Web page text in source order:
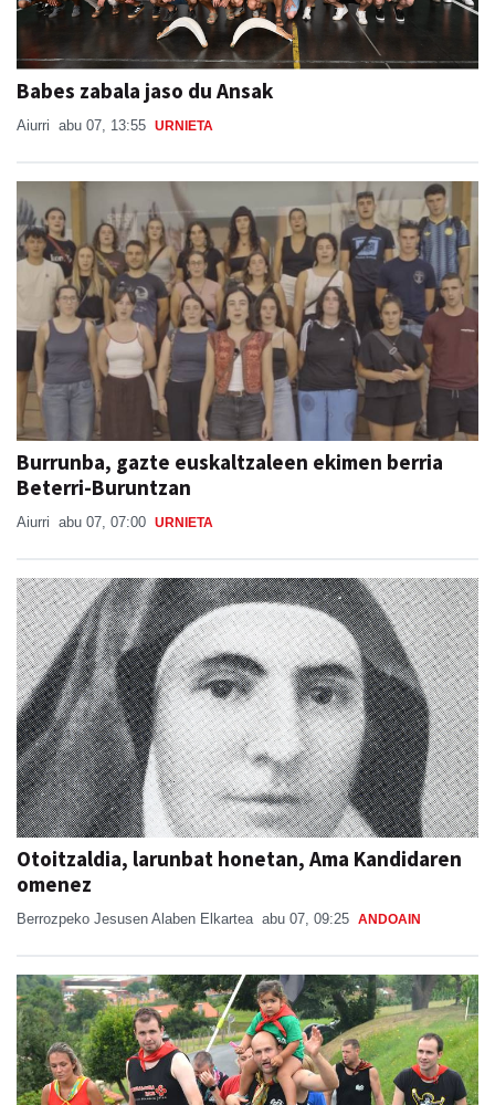
Babes zabala jaso du Ansak
Aiurri abu 07, 13:55 URNIETA
Burrunba, gazte euskaltzaleen ekimen berria
Beterri-Buruntzan
Aiurri abu 07, 07:00 URNIETA
Otoitzaldia, larunbat honetan, Ama Kandidaren
omenez
Berrozpeko Jesusen Alaben Elkartea abu 07, 09:25 ANDOAIN